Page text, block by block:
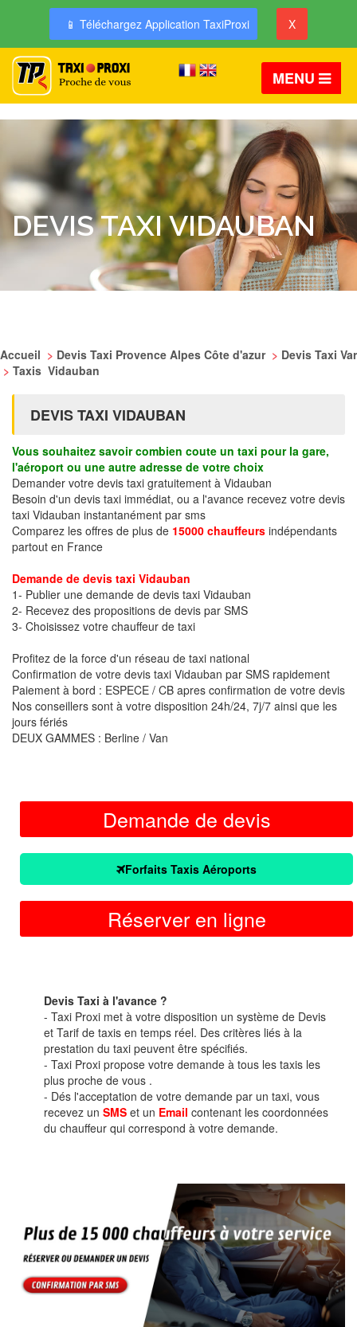
📱 Téléchargez Application TaxiProxi X
MENU
DEVIS TAXI VIDAUBAN
Accueil > Devis Taxi Provence Alpes Côte d'azur > Devis Taxi Var
> Taxis Vidauban
DEVIS TAXI VIDAUBAN
Vous souhaitez savoir combien coute un taxi pour la gare,
l'aéroport ou une autre adresse de votre choix
Demander votre devis taxi gratuitement à Vidauban
Besoin d'un devis taxi immédiat, ou a l'avance recevez votre devis
taxi Vidauban instantanément par sms
Comparez les offres de plus de 15000 chauffeurs indépendants
partout en France
Demande de devis taxi Vidauban
1- Publier une demande de devis taxi Vidauban
2- Recevez des propositions de devis par SMS
3- Choisissez votre chauffeur de taxi
Profitez de la force d'un réseau de taxi national
Confirmation de votre devis taxi Vidauban par SMS rapidement
Paiement à bord : ESPECE / CB apres confirmation de votre devis
Nos conseillers sont à votre disposition 24h/24, 7j/7 ainsi que les
jours fériés
DEUX GAMMES : Berline / Van
Demande de devis
Forfaits Taxis Aéroports
Réserver en ligne
Devis Taxi à l'avance ?
- Taxi Proxi met à votre disposition un système de Devis
et Tarif de taxis en temps réel. Des critères liés à la
prestation du taxi peuvent être spécifiés.
- Taxi Proxi propose votre demande à tous les taxis les
plus proche de vous .
- Dés l'acceptation de votre demande par un taxi, vous
recevez un SMS et un Email contenant les coordonnées
du chauffeur qui correspond à votre demande.